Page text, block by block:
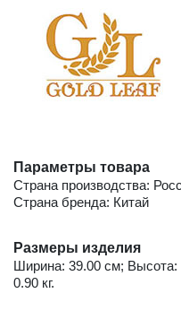
Параметры товара
Страна производства:
Страна бренда: Китай
Размеры изделия
Ширина: 39.00 см;
0.90 кг.